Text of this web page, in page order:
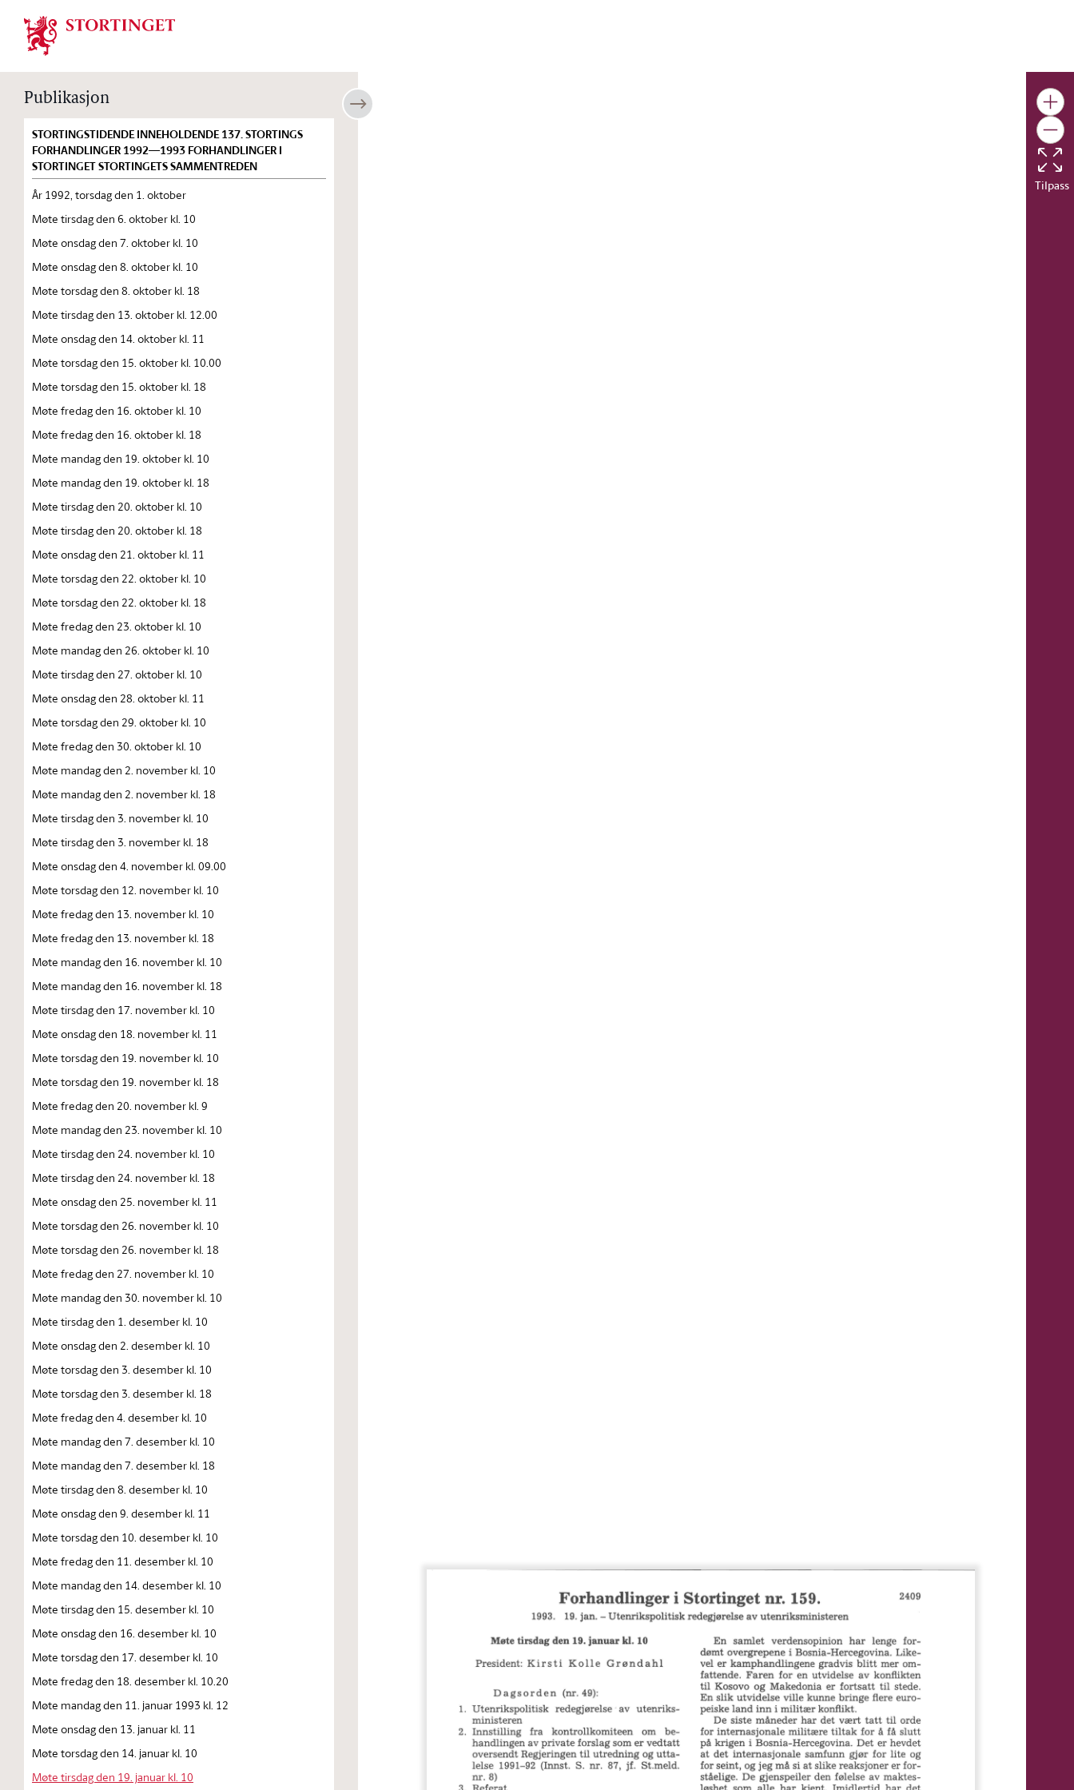
Stortinget.no
Publikasjon
STORTINGSTIDENDE INNEHOLDENDE 137. STORTINGS
FORHANDLINGER 1992—1993 FORHANDLINGER I
STORTINGET STORTINGETS SAMMENTREDEN
År 1992, torsdag den 1. oktober
Møte tirsdag den 6. oktober kl. 10
Møte onsdag den 7. oktober kl. 10
Møte onsdag den 8. oktober kl. 10
Møte torsdag den 8. oktober kl. 18
Møte tirsdag den 13. oktober kl. 12.00
Møte onsdag den 14. oktober kl. 11
Møte torsdag den 15. oktober kl. 10.00
Møte torsdag den 15. oktober kl. 18
Møte fredag den 16. oktober kl. 10
Møte fredag den 16. oktober kl. 18
Møte mandag den 19. oktober kl. 10
Møte mandag den 19. oktober kl. 18
Møte tirsdag den 20. oktober kl. 10
Møte tirsdag den 20. oktober kl. 18
Møte onsdag den 21. oktober kl. 11
Møte torsdag den 22. oktober kl. 10
Møte torsdag den 22. oktober kl. 18
Møte fredag den 23. oktober kl. 10
Møte mandag den 26. oktober kl. 10
Møte tirsdag den 27. oktober kl. 10
Møte onsdag den 28. oktober kl. 11
Møte torsdag den 29. oktober kl. 10
Møte fredag den 30. oktober kl. 10
Møte mandag den 2. november kl. 10
Møte mandag den 2. november kl. 18
Møte tirsdag den 3. november kl. 10
Møte tirsdag den 3. november kl. 18
Møte onsdag den 4. november kl. 09.00
Møte torsdag den 12. november kl. 10
Møte fredag den 13. november kl. 10
Møte fredag den 13. november kl. 18
Møte mandag den 16. november kl. 10
Møte mandag den 16. november kl. 18
Møte tirsdag den 17. november kl. 10
Møte onsdag den 18. november kl. 11
Møte torsdag den 19. november kl. 10
Møte torsdag den 19. november kl. 18
Møte fredag den 20. november kl. 9
Møte mandag den 23. november kl. 10
Møte tirsdag den 24. november kl. 10
Møte tirsdag den 24. november kl. 18
Møte onsdag den 25. november kl. 11
Møte torsdag den 26. november kl. 10
Møte torsdag den 26. november kl. 18
Møte fredag den 27. november kl. 10
Møte mandag den 30. november kl. 10
Møte tirsdag den 1. desember kl. 10
Møte onsdag den 2. desember kl. 10
Møte torsdag den 3. desember kl. 10
Møte torsdag den 3. desember kl. 18
Møte fredag den 4. desember kl. 10
Møte mandag den 7. desember kl. 10
Møte mandag den 7. desember kl. 18
Møte tirsdag den 8. desember kl. 10
Møte onsdag den 9. desember kl. 11
Møte torsdag den 10. desember kl. 10
Møte fredag den 11. desember kl. 10
Møte mandag den 14. desember kl. 10
Møte tirsdag den 15. desember kl. 10
Møte onsdag den 16. desember kl. 10
Møte torsdag den 17. desember kl. 10
Møte fredag den 18. desember kl. 10.20
Møte mandag den 11. januar 1993 kl. 12
Møte onsdag den 13. januar kl. 11
Møte torsdag den 14. januar kl. 10
Møte tirsdag den 19. januar kl. 10